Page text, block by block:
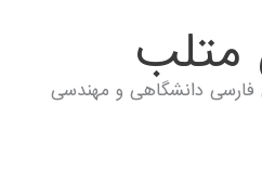
متلب
دانشگاهی و مهندسی